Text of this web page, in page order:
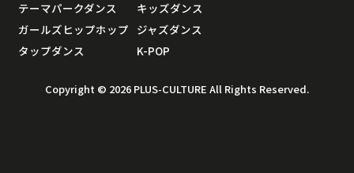
テーマパークダンス
ガールズヒップホップ
タップダンス
キッズダンス
ジャズダンス
K-POP
Copyright © 2026 PLUS-CULTURE All Rights Reserved.